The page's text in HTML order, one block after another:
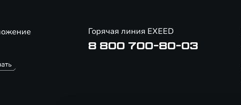
Горячая линия EXEED
8 800 700-80-03